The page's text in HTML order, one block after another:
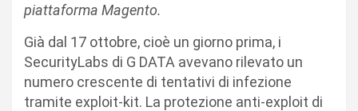
piattaforma Magento.
Già dal 17 ottobre, cioè un giorno prima, i
SecurityLabs di G DATA avevano rilevato un
numero crescente di tentativi di infezione
tramite exploit-kit. La protezione anti-exploit di